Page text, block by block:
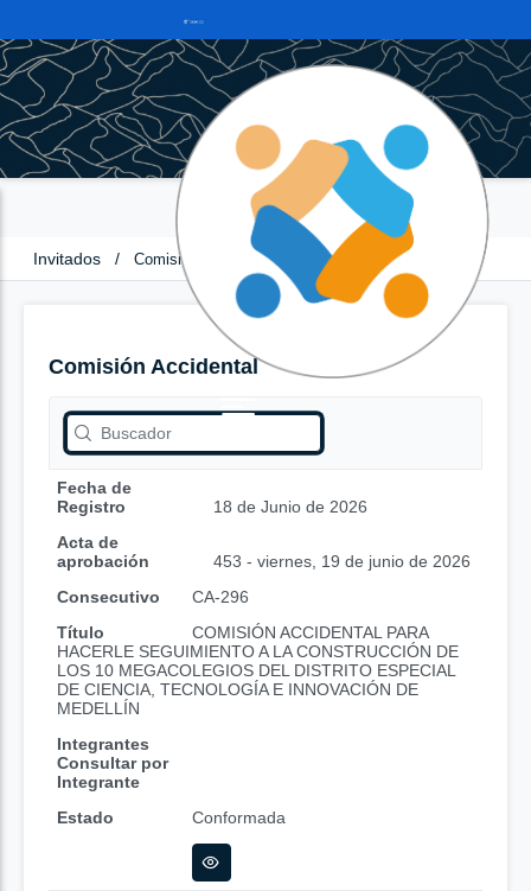
Invitados / Comisión Accidental
Comisión Accidental
Fecha de
Registro
18 de Junio de 2026
Acta de
aprobación
453 - viernes, 19 de junio de 2026
Consecutivo
CA-296
Título
COMISIÓN ACCIDENTAL PARA
HACERLE SEGUIMIENTO A LA CONSTRUCCIÓN DE
LOS 10 MEGACOLEGIOS DEL DISTRITO ESPECIAL
DE CIENCIA, TECNOLOGÍA E INNOVACIÓN DE
MEDELLÍN
Integrantes
Consultar por
Integrante
Estado
Conformada